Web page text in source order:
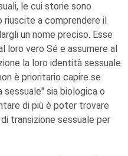
le cui storie sono
riuscite a comprendere il
un nome preciso. Esse
loro vero Sé e assumere al
la loro identità sessuale
è prioritario capire se
sessuale" sia biologica o
di più è poter trovare
transizione sessuale per